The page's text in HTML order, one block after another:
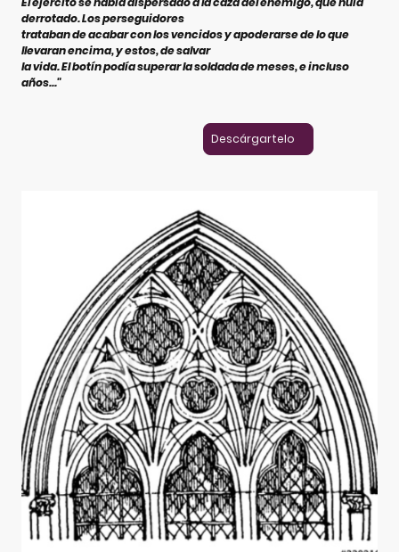
derrotado. Los perseguidores
trataban de acabar con los vencidos y apoderarse de lo que
llevaran encima, y estos, de salvar
la vida. El botín podía superar la soldada de meses, e incluso
años..."
Descárgartelo